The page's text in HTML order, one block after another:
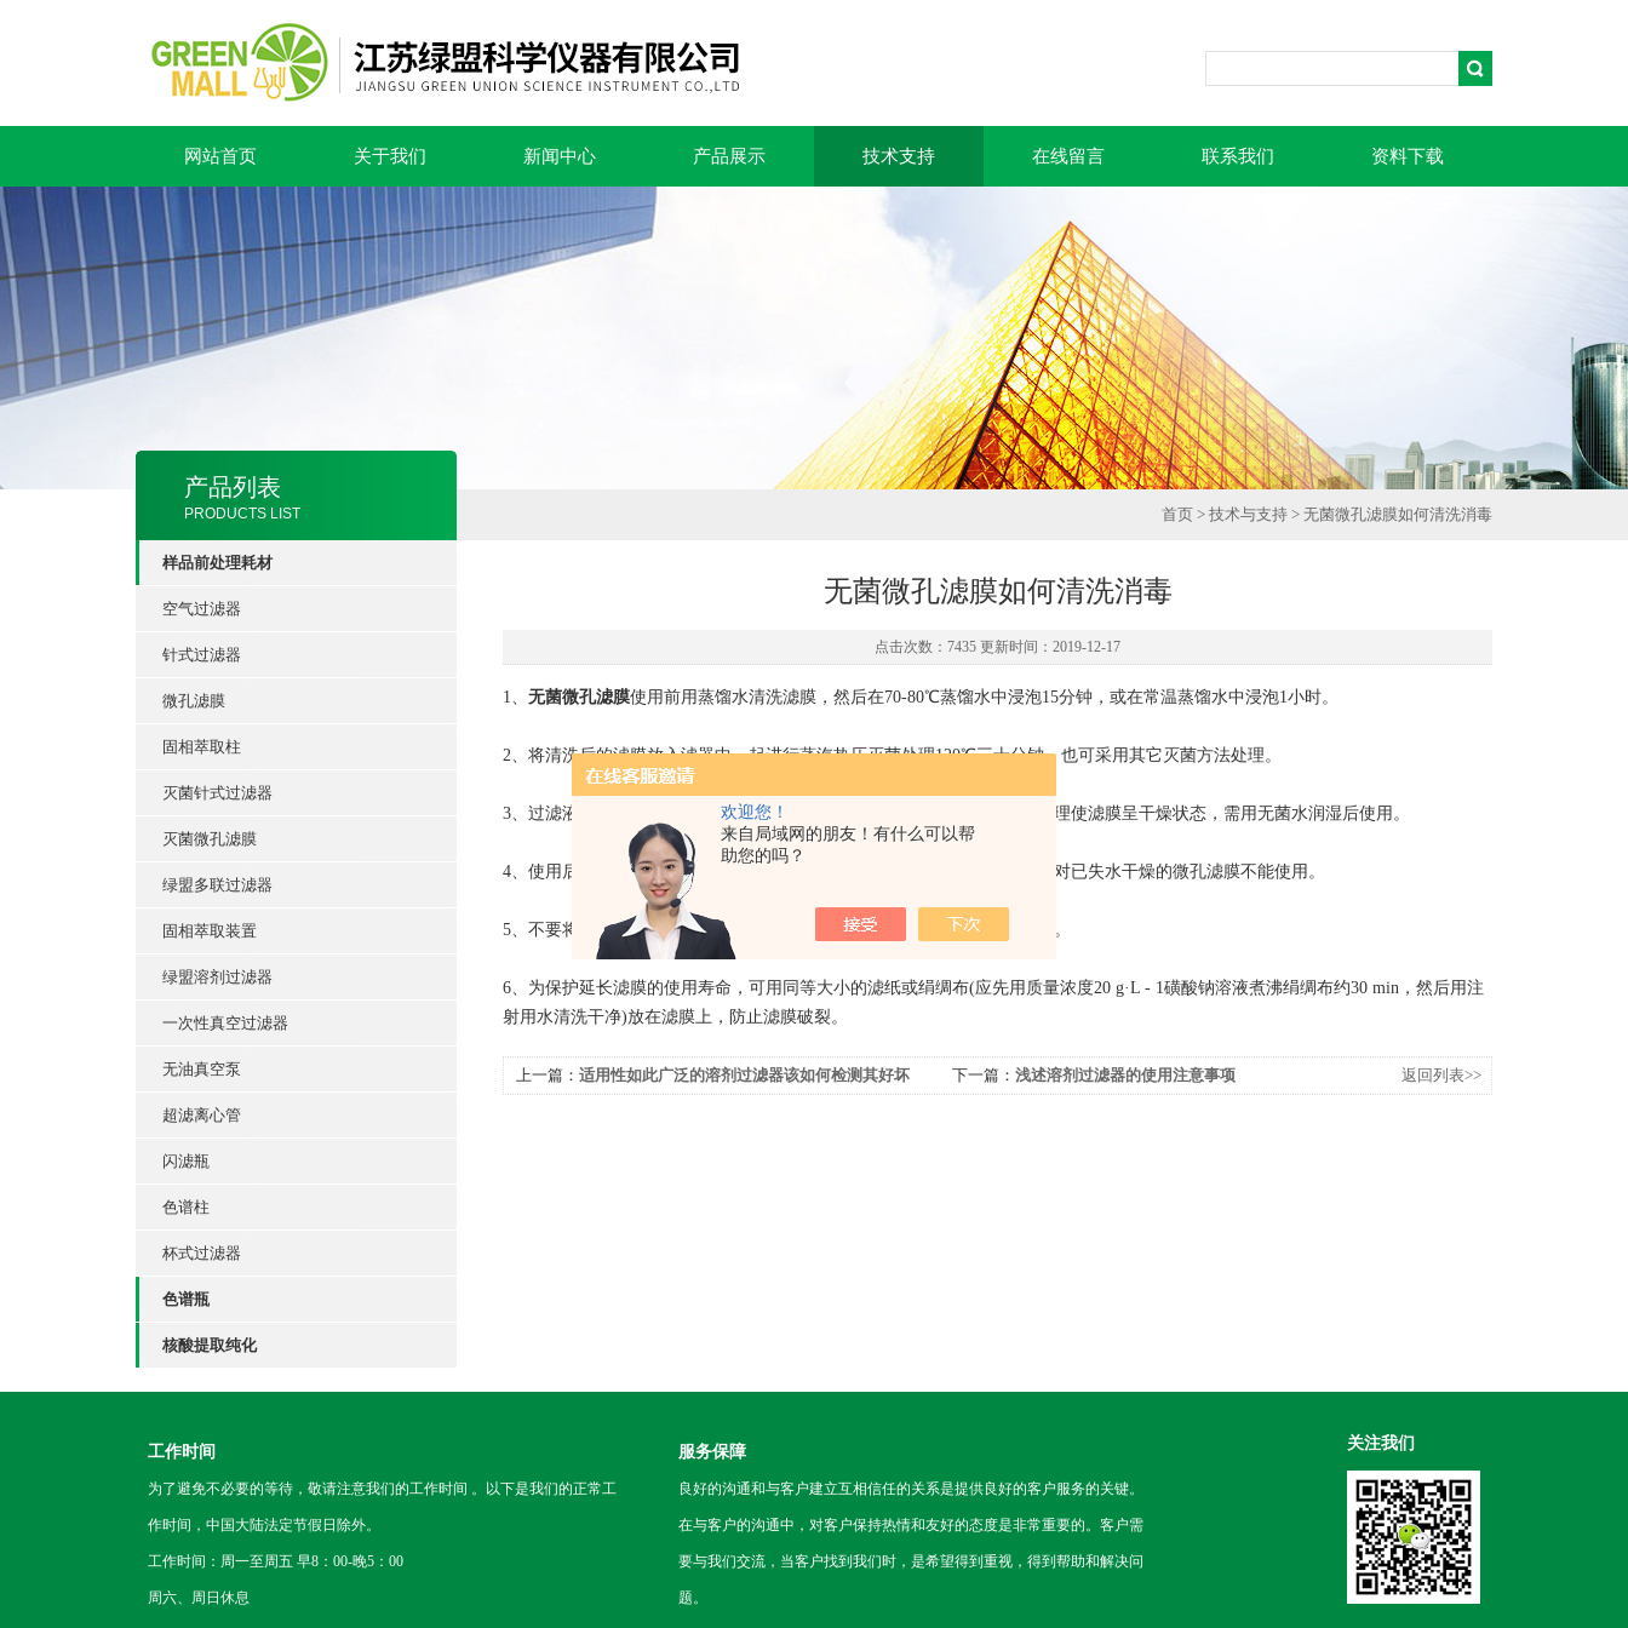
欢迎您！
来自局域网的朋友！有什么可以帮
助您的吗？
网站首页 关于我们 新闻中心 产品展示 技术支持 在线留言 联系我们 资料下载
产品列表
PRODUCTS LIST
样品前处理耗材
空气过滤器
针式过滤器
微孔滤膜
固相萃取柱
灭菌针式过滤器
灭菌微孔滤膜
绿盟多联过滤器
固相萃取装置
绿盟溶剂过滤器
一次性真空过滤器
无油真空泵
超滤离心管
闪滤瓶
色谱柱
杯式过滤器
色谱瓶
核酸提取纯化
首页 > 技术与支持 > 无菌微孔滤膜如何清洗消毒
无菌微孔滤膜如何清洗消毒
点击次数：7435 更新时间：2019-12-17
1、 无菌微孔滤膜使用前用蒸馏水清洗滤膜，然后在70-80℃蒸馏水中浸泡15分钟，或在常温蒸馏水中浸泡1小时。
2、将清洗后的滤膜放入滤器中一起进行蒸汽热压灭菌处理120℃三十分钟，也可采用其它灭菌方法处理。
3、过滤液体时滤膜必须处于湿润状态，否则将影响过滤速度。若因灭菌处理使滤膜呈干燥状态，需用无菌水润湿后使用。
4、使用后， 无菌微孔滤膜 放在注射用水中，防止干燥，但不要浸泡太久，对已失水干燥的微孔滤膜不能使用。
5、不要将滤架连同滤膜一起进行灭菌，否则滤膜因热胀冷缩而致脆裂皱折。
6、为保护延长滤膜的使用寿命，可用同等大小的滤纸或绢绸布(应先用质量浓度20 g·L - 1磺酸钠溶液煮沸绢绸布约30 min，然后用注
射用水清洗干净)放在滤膜上，防止滤膜破裂。
上一篇： 适用性如此广泛的溶剂过滤器该如何检测其好坏
下一篇： 浅述溶剂过滤器的使用注意事项 返回列表>>
工作时间
为了避免不必要的等待，敬请注意我们的工作时间 。以下是我们的正常工
作时间，中国大陆法定节假日除外。
工作时间：周一至周五 早8：00-晚5：00
周六、周日休息
服务保障
良好的沟通和与客户建立互相信任的关系是提供良好的客户服务的关键。
在与客户的沟通中，对客户保持热情和友好的态度是非常重要的。客户需
要与我们交流，当客户找到我们时，是希望得到重视，得到帮助和解决问
题。
关注我们